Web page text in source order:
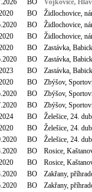
BO
Vojkovice,
BO
Židlochovice,
BO
Židlochovice,
BO
Židlochovice,
BO
Zastávka,
BO
Zastávka,
BO
Zastávka,
BO
Zbýšov,
BO
Zbýšov,
BO
Zbýšov,
BO
Želešice, 24.
BO
Želešice, 24.
BO
Želešice, 24.
BO
Rosice,
BO
Rosice,
BO
Zakřany,
BO
Zakřany,